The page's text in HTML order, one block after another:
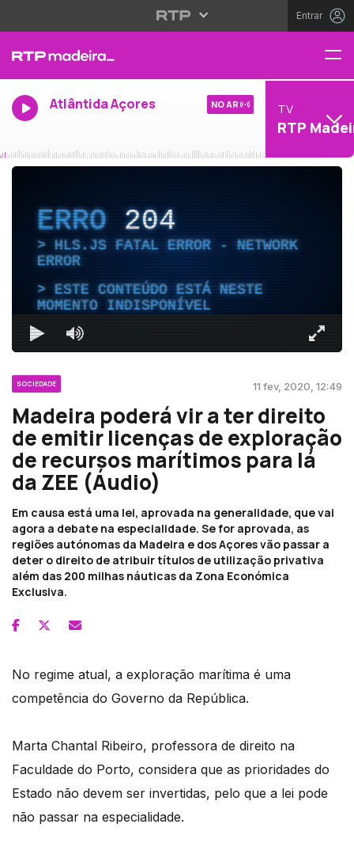
Entrar
Atlântida Açores NO AR TV
RTP
ERRO204
HLS.JS FATAL ERROR - NETWORK
ERROR
ESTE CONTEÚDO ESTÁ NESTE
MOMENTO INDISPONÍVEL
SOCIEDADE 11 fev, 2020, 12:49
Madeira poderá vir a ter direito
de emitir licenças de exploração
de recursos marítimos para lá
da ZEE (Áudio)
Em causa está uma lei, aprovada na generalidade, que vai
agora a debate na especialidade. Se for aprovada, as
regiões autónomas da Madeira e dos Açores vão passar a
deter o direito de atribuir títulos de utilização privativa
além das 200 milhas náuticas da Zona Económica
Exclusiva.
No regime atual, a exploração marítima é uma
competência do Governo da República.
Marta Chantal Ribeiro, professora de direito na
Faculdade do Porto, considera que as prioridades do
Estado não devem ser invertidas, pelo que a lei pode
não passar na especialidade.